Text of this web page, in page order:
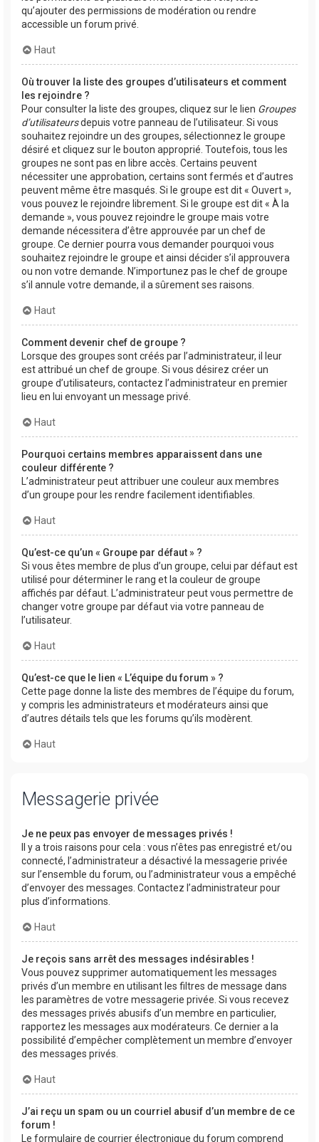
qu’ajouter des permissions de modération ou rendre
accessible un forum privé.
Haut
Où trouver la liste des groupes d’utilisateurs et comment
les rejoindre ?
Pour consulter la liste des groupes, cliquez sur le lien Groupes
d’utilisateursdepuis votre panneau de l’utilisateur. Si vous
souhaitez rejoindre un des groupes, sélectionnez le groupe
désiré et cliquez sur le bouton approprié. Toutefois, tous les
groupes ne sont pas en libre accès. Certains peuvent
nécessiter une approbation, certains sont fermés et d’autres
peuvent même être masqués. Si le groupe est dit « Ouvert »,
vous pouvez le rejoindre librement. Si le groupe est dit « À la
demande », vous pouvez rejoindre le groupe mais votre
demande nécessitera d’être approuvée par un chef de
groupe. Ce dernier pourra vous demander pourquoi vous
souhaitez rejoindre le groupe et ainsi décider s’il approuvera
ou non votre demande. N’importunez pas le chef de groupe
s’il annule votre demande, il a sûrement ses raisons.
Haut
Comment devenir chef de groupe ?
Lorsque des groupes sont créés par l’administrateur, il leur
est attribué un chef de groupe. Si vous désirez créer un
groupe d’utilisateurs, contactez l’administrateur en premier
lieu en lui envoyant un message privé.
Haut
Pourquoi certains membres apparaissent dans une
couleur différente ?
L’administrateur peut attribuer une couleur aux membres
d’un groupe pour les rendre facilement identifiables.
Haut
Qu’est-ce qu’un « Groupe par défaut » ?
Si vous êtes membre de plus d’un groupe, celui par défaut est
utilisé pour déterminer le rang et la couleur de groupe
affichés par défaut. L’administrateur peut vous permettre de
changer votre groupe par défaut via votre panneau de
l’utilisateur.
Haut
Qu’est-ce que le lien « L’équipe du forum » ?
Cette page donne la liste des membres de l’équipe du forum,
y compris les administrateurs et modérateurs ainsi que
d’autres détails tels que les forums qu’ils modèrent.
Haut
Messagerie privée
Je ne peux pas envoyer de messages privés !
Il y a trois raisons pour cela : vous n’êtes pas enregistré et/ou
connecté, l’administrateur a désactivé la messagerie privée
sur l’ensemble du forum, ou l’administrateur vous a empêché
d’envoyer des messages. Contactez l’administrateur pour
plus d’informations.
Haut
Je reçois sans arrêt des messages indésirables !
Vous pouvez supprimer automatiquement les messages
privés d’un membre en utilisant les filtres de message dans
les paramètres de votre messagerie privée. Si vous recevez
des messages privés abusifs d’un membre en particulier,
rapportez les messages aux modérateurs. Ce dernier a la
possibilité d’empêcher complètement un membre d’envoyer
des messages privés.
Haut
J’ai reçu un spam ou un courriel abusif d’un membre de ce
forum !
Le formulaire de courrier électronique du forum comprend